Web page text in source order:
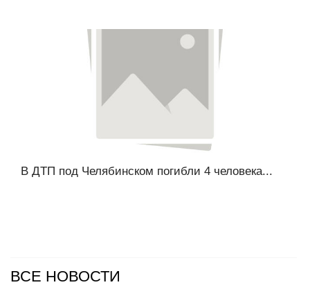
В ДТП под Челябинском погибли 4 человека...
ВСЕ НОВОСТИ